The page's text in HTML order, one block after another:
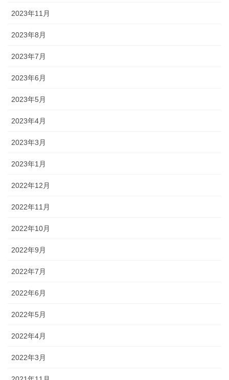
2023年11月
2023年8月
2023年7月
2023年6月
2023年5月
2023年4月
2023年3月
2023年1月
2022年12月
2022年11月
2022年10月
2022年9月
2022年7月
2022年6月
2022年5月
2022年4月
2022年3月